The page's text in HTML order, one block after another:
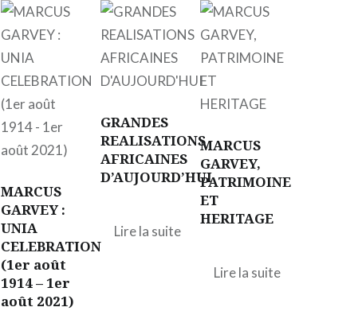
MARCUS
GARVEY :
UNIA
CELEBRATION
(1er août
1914 – 1er
août 2021)
GRANDES
REALISATIONS
AFRICAINES
D’AUJOURD’HUI
Lire la suite
MARCUS
GARVEY,
PATRIMOINE
ET
HERITAGE
Lire la suite